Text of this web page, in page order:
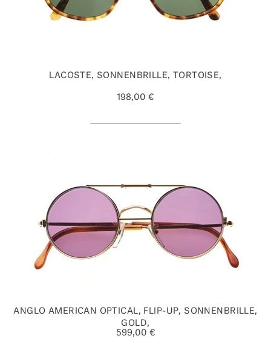
LACOSTE, SONNENBRILLE, TORTOISE,
198,00 €
ANGLO AMERICAN OPTICAL, FLIP-UP, SONNENBRILLE,
GOLD,
599,00 €